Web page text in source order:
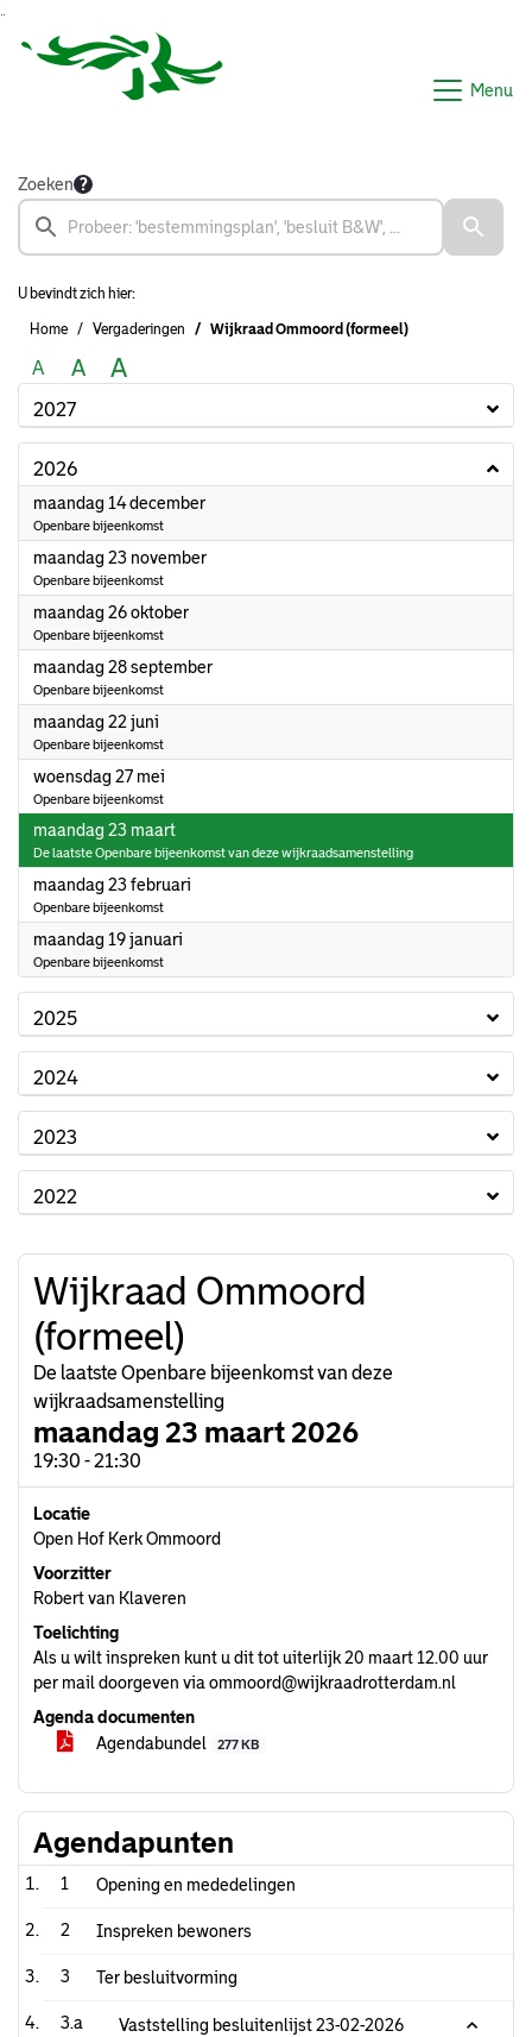
Menu
Zoeken
U bevindt zich hier:
Home Vergaderingen Wijkraad Ommoord (formeel)
A A A
2027
2026
maandag 14 december2026
Openbare bijeenkomst
maandag 23 november2026
Openbare bijeenkomst
maandag 26 oktober2026
Openbare bijeenkomst
maandag 28 september2026
Openbare bijeenkomst
maandag 22 juni
Openbare bijeenkomst
woensdag 27 mei
Openbare bijeenkomst
maandag 23 maart2026
De laatste Openbare bijeenkomst van deze wijkraadsamenstelling
maandag 23 februari
Openbare bijeenkomst
maandag 19 januari
Openbare bijeenkomst
2025
2024
2023
2022
Wijkraad Ommoord
(formeel)
De laatste Openbare bijeenkomst van deze
wijkraadsamenstelling
maandag 23 maart 2026
19:30 - 21:30
Locatie
Open Hof Kerk Ommoord
Voorzitter
Robert van Klaveren
Toelichting
Als u wilt inspreken kunt u dit tot uiterlijk 20 maart 12.00 uur
per mail doorgeven via ommoord@wijkraadrotterdam.nl
Agenda documenten
Agendabundel
277 KB
Agendapunten
1 Opening en mededelingen
2 Inspreken bewoners
3 Ter besluitvorming
3.a Vaststelling besluitenlijst 23-02-2026